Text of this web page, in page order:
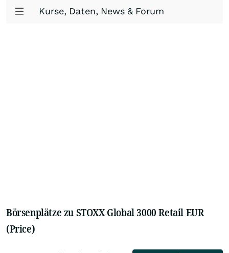
Kurse, Daten, News & Forum
Börsenplätze zu STOXX Global 3000 Retail EUR
(Price)